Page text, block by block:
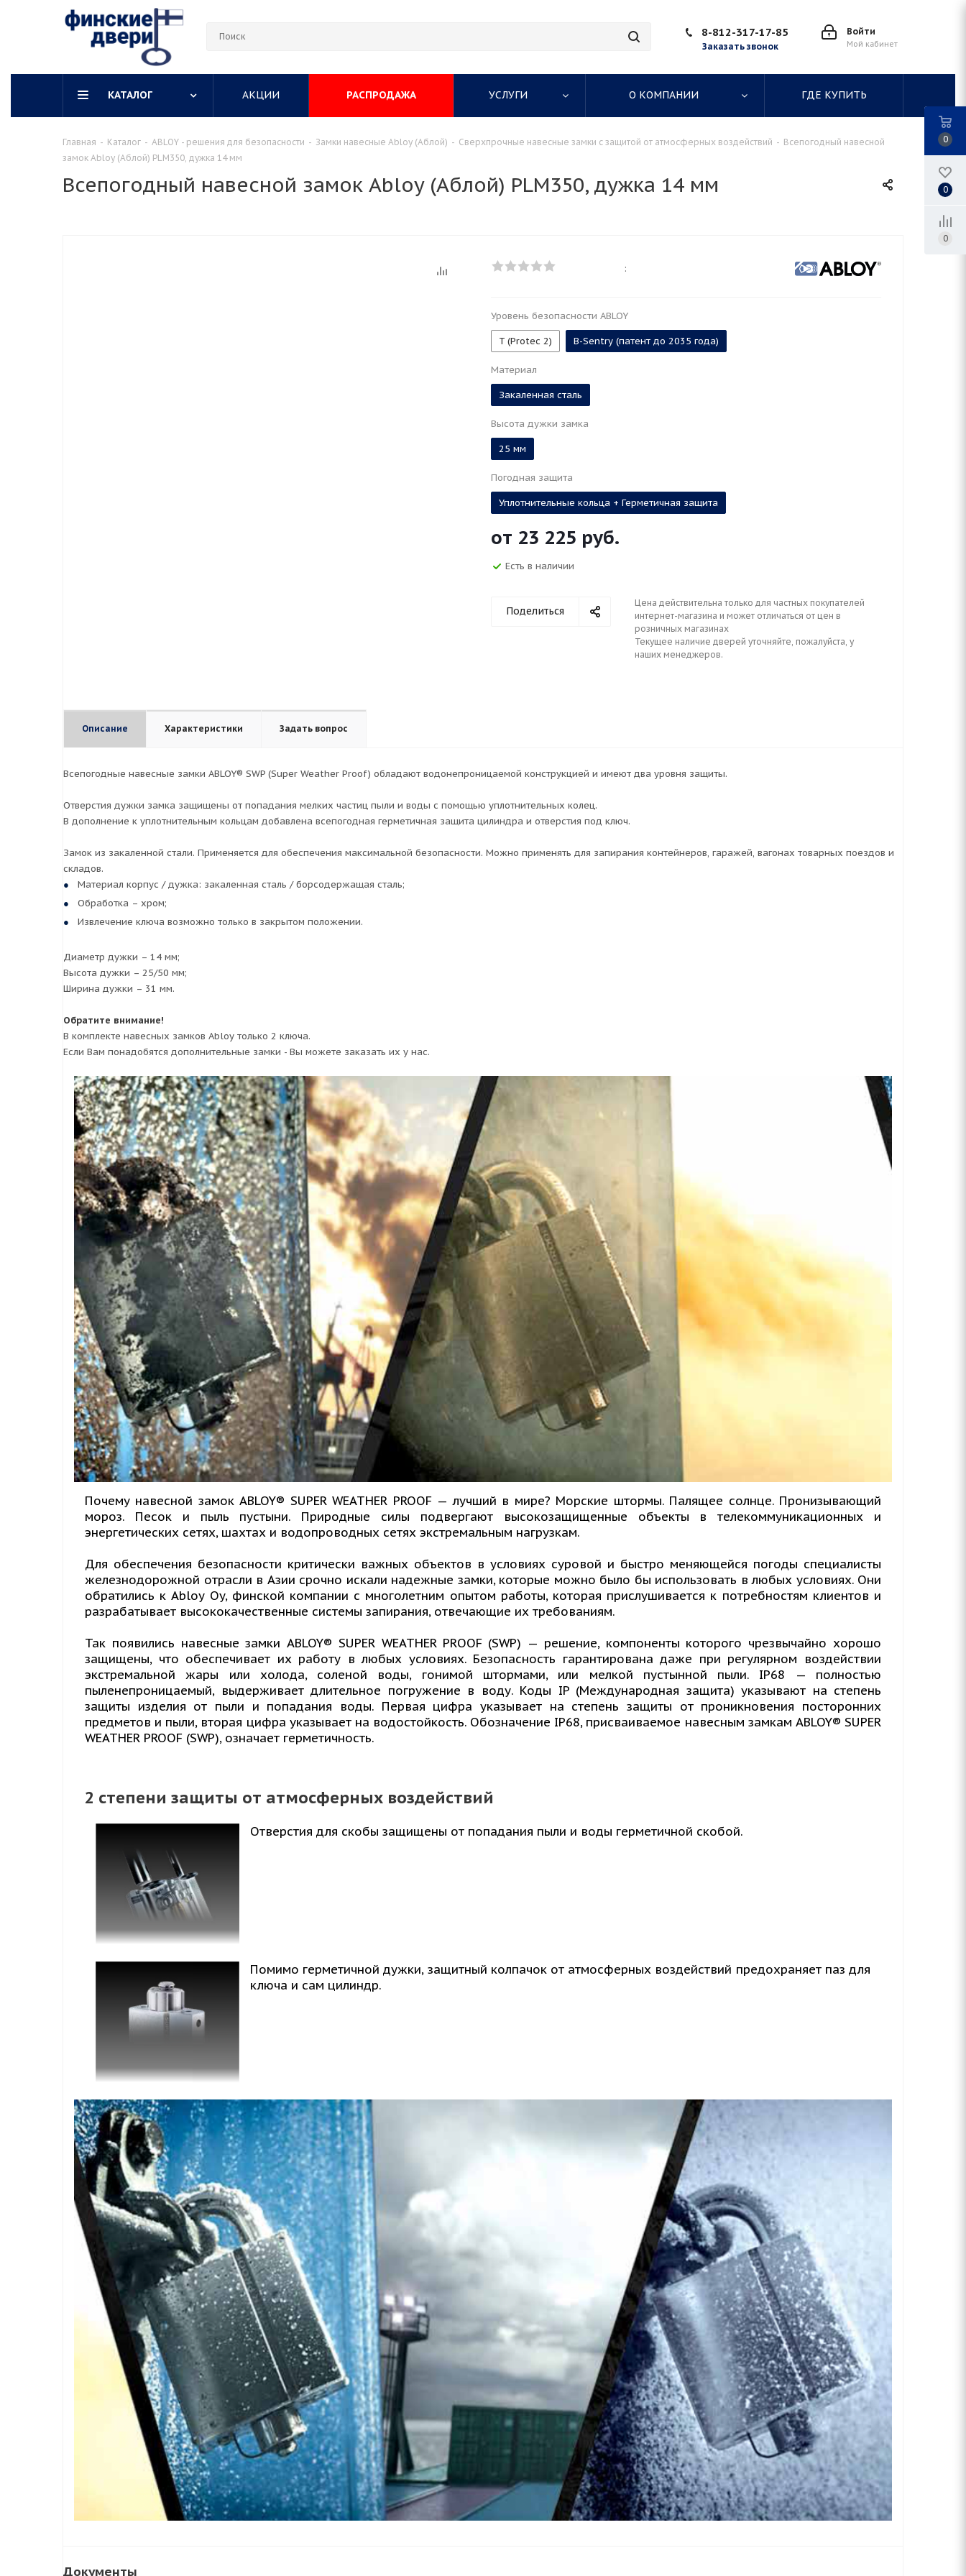
Войти
Мой кабинет
8-812-317-17-85
Заказать звонок
КАТАЛОГ АКЦИИ РАСПРОДАЖА УСЛУГИ О КОМПАНИИ ГДЕ КУПИТЬ
Главная - Каталог - ABLOY - решения для безопасности - Замки навесные Abloy (Аблой) - Сверхпрочные навесные замки с защитой от атмосферных воздействий - Всепогодный навесной
замок Abloy (Аблой) PLM350, дужка 14 мм
Всепогодный навесной замок Abloy (Аблой) PLM350, дужка 14 мм
:
Уровень безопасности ABLOY
T (Protec 2) B-Sentry (патент до 2035 года)
Материал
Закаленная сталь
Высота дужки замка
25 мм
Погодная защита
Уплотнительные кольца + Герметичная защита
от 23 225 руб.
Есть в наличии
Поделиться
Цена действительна только для частных покупателей
интернет-магазина и может отличаться от цен в
розничных магазинах
Текущее наличие дверей уточняйте, пожалуйста, у
наших менеджеров.
Описание Характеристики Задать вопрос
Всепогодные навесные замки ABLOY® SWP (Super Weather Proof) обладают водонепроницаемой конструкцией и имеют два уровня защиты.
Отверстия дужки замка защищены от попадания мелких частиц пыли и воды с помощью уплотнительных колец.
В дополнение к уплотнительным кольцам добавлена всепогодная герметичная защита цилиндра и отверстия под ключ.
Замок из закаленной стали. Применяется для обеспечения максимальной безопасности. Можно применять для запирания контейнеров, гаражей, вагонах товарных поездов и
складов.
Материал корпус / дужка: закаленная сталь / борсодержащая сталь;
Обработка – хром;
Извлечение ключа возможно только в закрытом положении.
Диаметр дужки – 14 мм;
Высота дужки – 25/50 мм;
Ширина дужки – 31 мм.
Обратите внимание!
В комплекте навесных замков Abloy только 2 ключа.
Если Вам понадобятся дополнительные замки - Вы можете заказать их у нас.
Почему навесной замок ABLOY® SUPER WEATHER PROOF — лучший в мире? Морские штормы. Палящее солнце. Пронизывающий
мороз. Песок и пыль пустыни. Природные силы подвергают высокозащищенные объекты в телекоммуникационных и
энергетических сетях, шахтах и ​​водопроводных сетях экстремальным нагрузкам.
Для обеспечения безопасности критически важных объектов в условиях суровой и быстро меняющейся погоды специалисты
железнодорожной отрасли в Азии срочно искали надежные замки, которые можно было бы использовать в любых условиях. Они
обратились к Abloy Oy, финской компании с многолетним опытом работы, которая прислушивается к потребностям клиентов и
разрабатывает высококачественные системы запирания, отвечающие их требованиям.
Так появились навесные замки ABLOY® SUPER WEATHER PROOF (SWP) — решение, компоненты которого чрезвычайно хорошо
защищены, что обеспечивает их работу в любых условиях. Безопасность гарантирована даже при регулярном воздействии
экстремальной жары или холода, соленой воды, гонимой штормами, или мелкой пустынной пыли. IP68 — полностью
пыленепроницаемый, выдерживает длительное погружение в воду. Коды IP (Международная защита) указывают на степень
защиты изделия от пыли и попадания воды. Первая цифра указывает на степень защиты от проникновения посторонних
предметов и пыли, вторая цифра указывает на водостойкость. Обозначение IP68, присваиваемое навесным замкам ABLOY® SUPER
WEATHER PROOF (SWP), означает герметичность.
2 степени защиты от атмосферных воздействий
Отверстия для скобы защищены от попадания пыли и воды герметичной скобой.
Помимо герметичной дужки, защитный колпачок от атмосферных воздействий предохраняет паз для
ключа и сам цилиндр.
Документы
0
0
0